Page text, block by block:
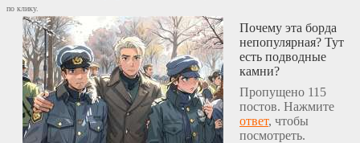
по клику.
Почему эта борда
непопулярная? Тут
есть подводные
камни?
Пропущено 115
постов. Нажмите
ответ, чтобы
посмотреть.